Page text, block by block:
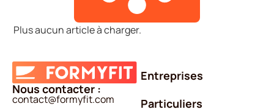
Plus aucun article à charger.
Nous contacter :
contact@formyfit.com
Entreprises
Particuliers